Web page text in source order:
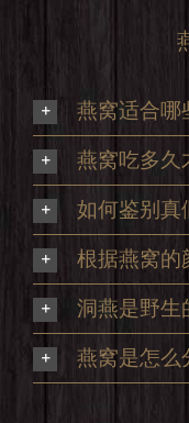
燕窝适合哪
燕窝吃多久
如何鉴别真
根据燕窝的
洞燕是野生
燕窝是怎么